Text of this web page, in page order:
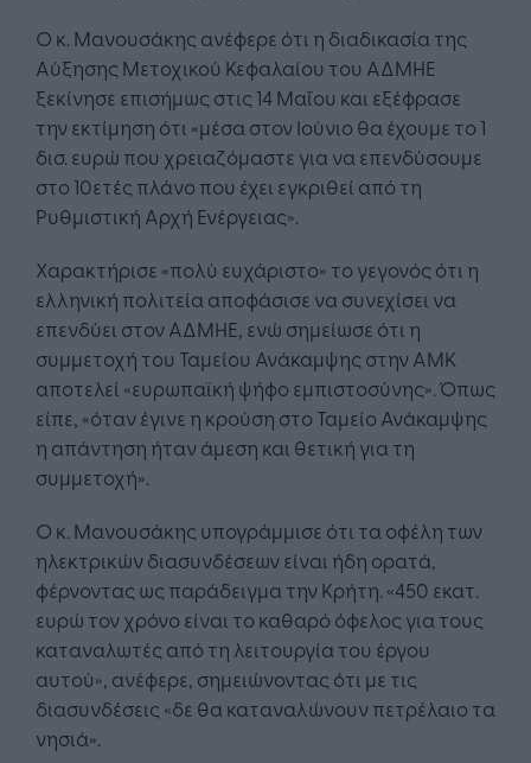
Ο κ. Μανουσάκης ανέφερε ότι η διαδικασία της
Αύξησης Μετοχικού Κεφαλαίου του ΑΔΜΗΕ
ξεκίνησε επισήμως στις 14 Μαΐου και εξέφρασε
την εκτίμηση ότι «μέσα στον Ιούνιο θα έχουμε το 1
δισ. ευρώ που χρειαζόμαστε για να επενδύσουμε
στο 10ετές πλάνο που έχει εγκριθεί από τη
Ρυθμιστική Αρχή Ενέργειας».
Χαρακτήρισε «πολύ ευχάριστο» το γεγονός ότι η
ελληνική πολιτεία αποφάσισε να συνεχίσει να
επενδύει στον ΑΔΜΗΕ, ενώ σημείωσε ότι η
συμμετοχή του Ταμείου Ανάκαμψης στην ΑΜΚ
αποτελεί «ευρωπαϊκή ψήφο εμπιστοσύνης». Όπως
είπε, «όταν έγινε η κρούση στο Ταμείο Ανάκαμψης
η απάντηση ήταν άμεση και θετική για τη
συμμετοχή».
Ο κ. Μανουσάκης υπογράμμισε ότι τα οφέλη των
ηλεκτρικών διασυνδέσεων είναι ήδη ορατά,
φέρνοντας ως παράδειγμα την Κρήτη. «450 εκατ.
ευρώ τον χρόνο είναι το καθαρό όφελος για τους
καταναλωτές από τη λειτουργία του έργου
αυτού», ανέφερε, σημειώνοντας ότι με τις
διασυνδέσεις «δε θα καταναλώνουν πετρέλαιο τα
νησιά».